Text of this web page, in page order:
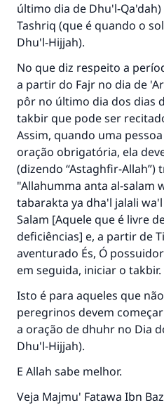
último dia de Dhu'l-
Tashriq (que é quando o
Dhu'l-Hijjah).
No que diz respeito a
a partir do Fajr no dia de
pôr no último dia dos dias
takbir que pode ser
Assim, quando uma
oração obrigatória, ela
(dizendo “Astaghfir-Allah”)
"Allahumma anta al-salam
tabarakta ya dha'l jalali
Salam [Aquele que é livre
deficiências] e, a partir de
aventurado És, Ó
em seguida, iniciar o takbir.
Isto é para aqueles que
peregrinos devem
a oração de dhuhr no Dia
Dhu'l-Hijjah).
E Allah sabe melhor.
Veja Majmu' Fatawa Ibn